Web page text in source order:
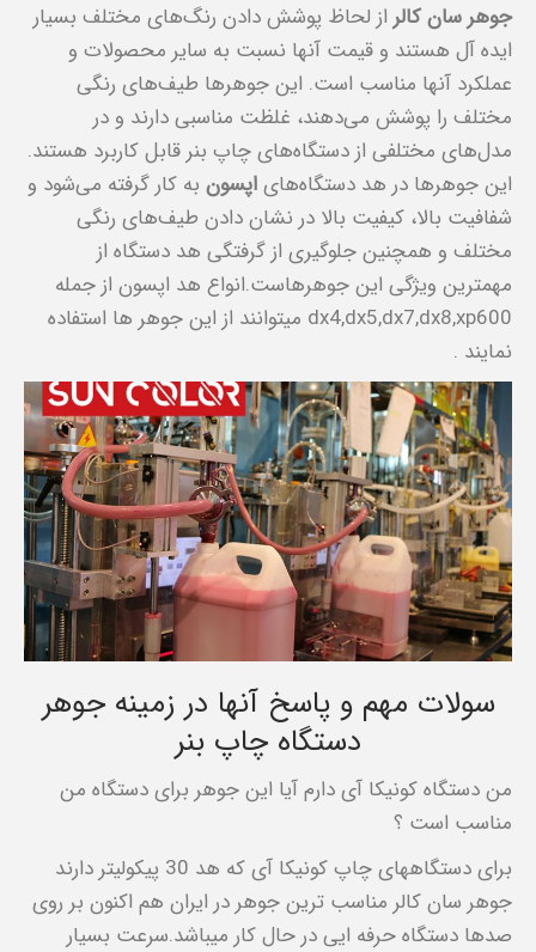
جوهر سان کالراز لحاظ پوشش دادن رنگ‌های مختلف بسیار
ایده آل هستند و قیمت آنها نسبت به سایر محصولات و
عملکرد آنها مناسب است. این جوهرها طیف‌های رنگی
مختلف را پوشش می‌دهند، غلظت مناسبی دارند و در
مدل‌های مختلفی از دستگاه‌های چاپ بنر قابل کاربرد هستند.
این جوهرها در هد دستگاه‌هایاپسون به کار گرفته می‌شود و
شفافیت بالا، کیفیت بالا در نشان دادن طیف‌های رنگی
مختلف و همچنین جلوگیری از گرفتگی هد دستگاه از
مهمترین ویژگی این جوهرهاست.انواع هد اپسون از جمله
dx4,dx5,dx7,dx8,xp600 میتوانند از این جوهر ها استفاده
نمایند .
سولات مهم و پاسخ آنها در زمینه جوهر
دستگاه چاپ بنر
من دستگاه کونیکا آی دارم آیا این جوهر برای دستگاه من
مناسب است ؟
برای دستگاههای چاپ کونیکا آی که هد 30 پیکولیتر دارند
جوهر سان کالر مناسب ترین جوهر در ایران هم اکنون بر روی
صدها دستگاه حرفه ایی در حال کار میباشد.سرعت بسیار